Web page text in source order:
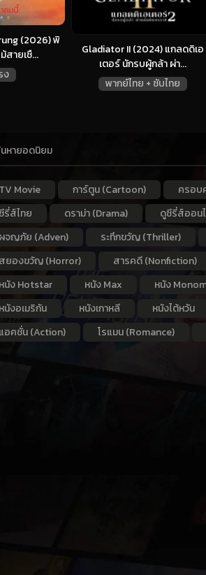
(2026) พิ
สายเชื...
ง
Gladiator II (2024) แกลดดิเอ
เตอร์ นักรบผู้กล้า ผ่า...
พากย์ไทย + ซับไทย
หายอดนิยม
TV Movie การ์ตูน (Cartoon) ครอบ
ซีรี่ส์ไทย
ดราม่า (Drama) ดูซีรี่ส์ออน
ผจญภัย (Adven)
ระทึกขวัญ (Thriller)
สยองขวัญ (Horror)
สารคดี (Nonfiction)
หนัง Hotstar
หนัง Max หนัง
หนังอเมริกัน
หนังเกาหลี หนังไต้หวัน
แอคชั่น (Action)
โรแมน (Romance)